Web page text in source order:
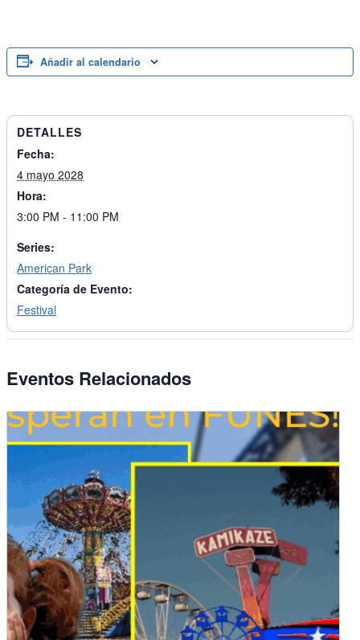
Añadir al calendario
DETALLES
Fecha:
4 mayo 2028
Hora:
3:00 PM - 11:00 PM
Series:
American Park
Categoría de Evento:
Festival
Eventos Relacionados